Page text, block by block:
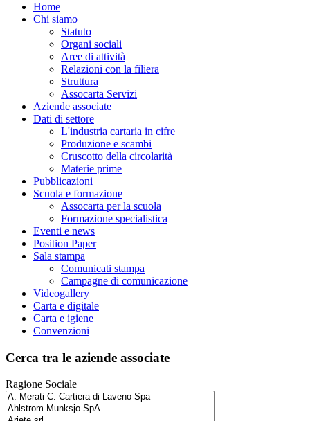
Home
Chi siamo
Statuto
Organi sociali
Aree di attività
Relazioni con la filiera
Struttura
Assocarta Servizi
Aziende associate
Dati di settore
L'industria cartaria in cifre
Produzione e scambi
Cruscotto della circolarità
Materie prime
Pubblicazioni
Scuola e formazione
Assocarta per la scuola
Formazione specialistica
Eventi e news
Position Paper
Sala stampa
Comunicati stampa
Campagne di comunicazione
Videogallery
Carta e digitale
Carta e igiene
Convenzioni
Cerca tra le aziende associate
Ragione Sociale